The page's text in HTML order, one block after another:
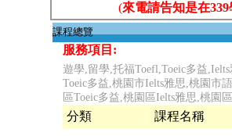
(來電請告知是在
課程總覽
服務項目:
遊學,留學,托福Toefl,Toeic多益
Toeic多益,桃園市Ielts雅思,桃園市
區Toeic多益,桃園區Ielts雅思,桃園
分類 課程名稱